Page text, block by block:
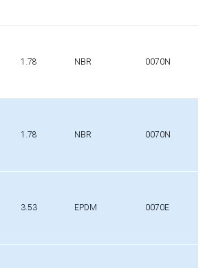
1.78 NBR 0070N
1.78 NBR 0070N
3.53 EPDM 0070E